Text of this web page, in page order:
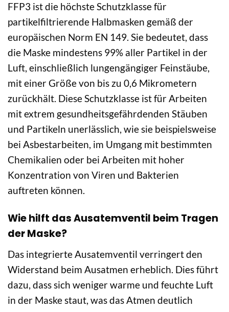
FFP3 ist die höchste Schutzklasse für
partikelfiltrierende Halbmasken gemäß der
europäischen Norm EN 149. Sie bedeutet, dass
die Maske mindestens 99% aller Partikel in der
Luft, einschließlich lungengängiger Feinstäube,
mit einer Größe von bis zu 0,6 Mikrometern
zurückhält. Diese Schutzklasse ist für Arbeiten
mit extrem gesundheitsgefährdenden Stäuben
und Partikeln unerlässlich, wie sie beispielsweise
bei Asbestarbeiten, im Umgang mit bestimmten
Chemikalien oder bei Arbeiten mit hoher
Konzentration von Viren und Bakterien
auftreten können.
Wie hilft das Ausatemventil beim Tragen
der Maske?
Das integrierte Ausatemventil verringert den
Widerstand beim Ausatmen erheblich. Dies führt
dazu, dass sich weniger warme und feuchte Luft
in der Maske staut, was das Atmen deutlich